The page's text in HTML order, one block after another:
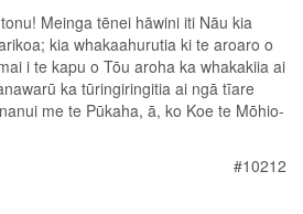
Meinga tēnei hāwini iti Nāu kia
kia whakaahurutia ki te aroaro o
i te kapu o Tōu aroha ka whakakiia ai
ka tūringiringitia ai ngā tīare
me te Pūkaha, ā, ko Koe te Mōhio-
#10212